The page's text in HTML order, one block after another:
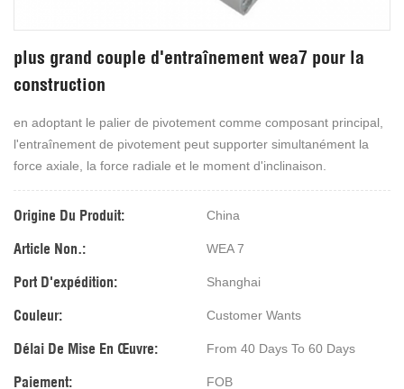
plus grand couple d'entraînement wea7 pour la
construction
en adoptant le palier de pivotement comme composant principal,
l'entraînement de pivotement peut supporter simultanément la
force axiale, la force radiale et le moment d'inclinaison.
Origine Du Produit: China
Article Non.: WEA 7
Port D'expédition: Shanghai
Couleur: Customer Wants
Délai De Mise En Œuvre: From 40 Days To 60 Days
Paiement: FOB